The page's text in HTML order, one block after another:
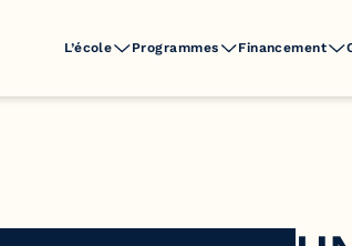
L’école Programmes Financement